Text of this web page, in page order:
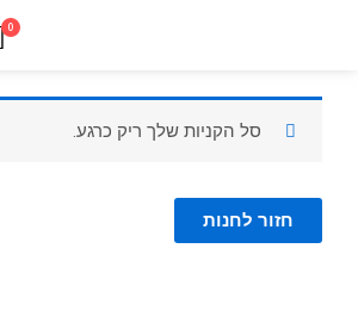
0
סל הקניות שלך ריק כרגע.
חזור לחנות